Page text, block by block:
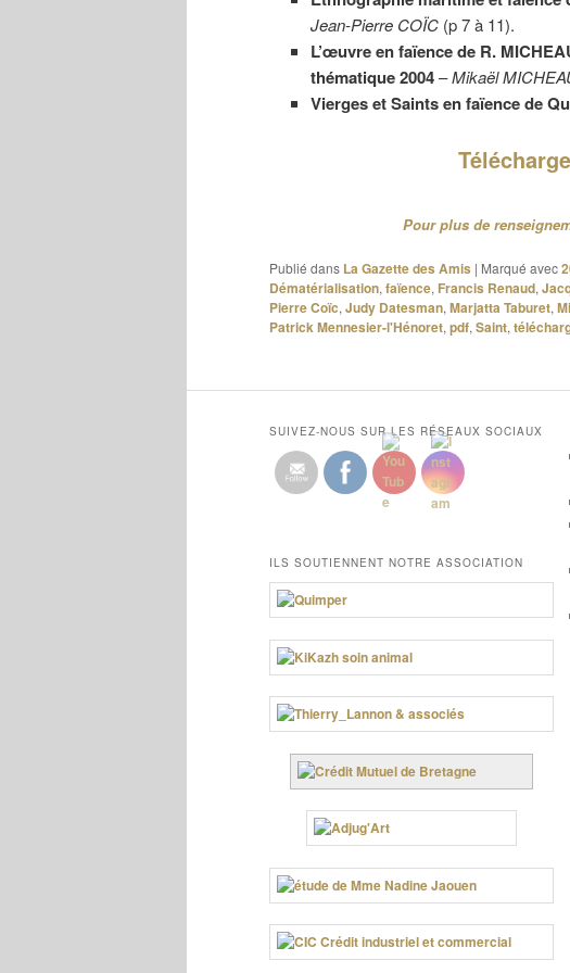
Jean-Pierre COÏC(p 7 à 11).
L’œuvre en faïence de R.
thématique 2004–Mikaël
Vierges et Saints en faïence de
Pour plus de
Publié dans La Gazette des Amis | Marqué avec
Dématérialisation, faïence, Francis Renaud,
Pierre Coïc, Judy Datesman, Marjatta Taburet,
Patrick Mennesier-l'Hénoret, pdf, Saint,
SUIVEZ-NOUS SUR LES RÉSEAUX SOCIAUX
ILS SOUTIENNENT NOTRE ASSOCIATION